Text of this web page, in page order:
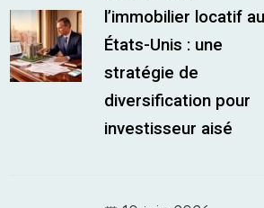
l’immobilier locatif
États-Unis : une
stratégie de
diversification pour
investisseur aisé